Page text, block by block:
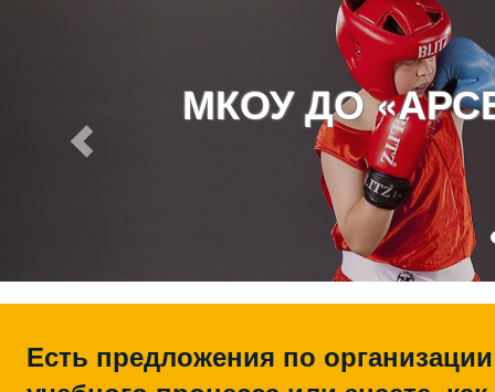
МКОУ ДО
Есть предложения по организации